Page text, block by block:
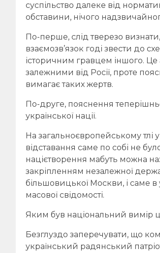
суспільство далеке від
обставини, нічого
По-перше, слід тверезо визнати,
взаємозв’язок годі звести до
історичним гравцем іншого.
залежними від Росії, проте
вимагає таких жертв.
По-друге, пояснення
української нації.
На загальноєвропейському тлі
відставання саме по собі не
націєтворення мабуть можна
закріпленням незалежної
більшовицької Москви, і саме
масової свідомості.
Яким був національний вимір
Безглуздо заперечувати, що
український радянський